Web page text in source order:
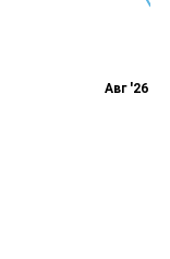
Авг '26